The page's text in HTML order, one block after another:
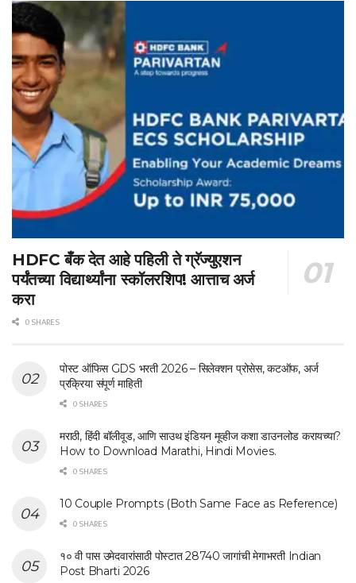
HDFC बँक देत आहे पहिली ते ग्रॅज्युएशन
पर्यंतच्या विद्यार्थ्यांना स्कॉलरशिप! आत्ताच अर्ज
करा
0 SHARES
पोस्ट ऑफिस GDS भरती 2026 – सिलेक्शन प्रोसेस, कटऑफ, अर्ज
प्रक्रिया संपूर्ण माहिती
0 SHARES
मराठी, हिंदी बॉलीवूड, आणि साउथ इंडियन मूव्हीज कशा डाउनलोड करायच्या?
How to Download Marathi, Hindi Movies.
0 SHARES
10 Couple Prompts (Both Same Face as Reference)
0 SHARES
१० वी पास उमेदवारांसाठी पोस्टात 28740 जागांची मेगाभरती Indian
Post Bharti 2026